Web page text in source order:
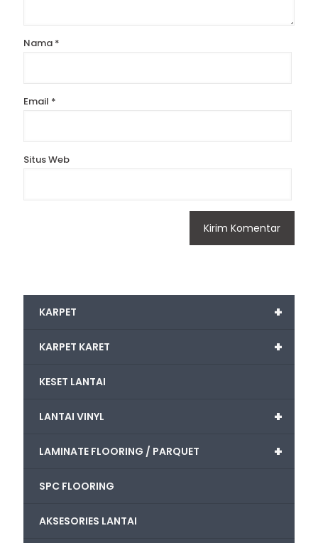
Nama *
Email *
Situs Web
+
KARPET
+
KARPET KARET
KESET LANTAI
+
LANTAI VINYL
+
LAMINATE FLOORING / PARQUET
SPC FLOORING
AKSESORIES LANTAI